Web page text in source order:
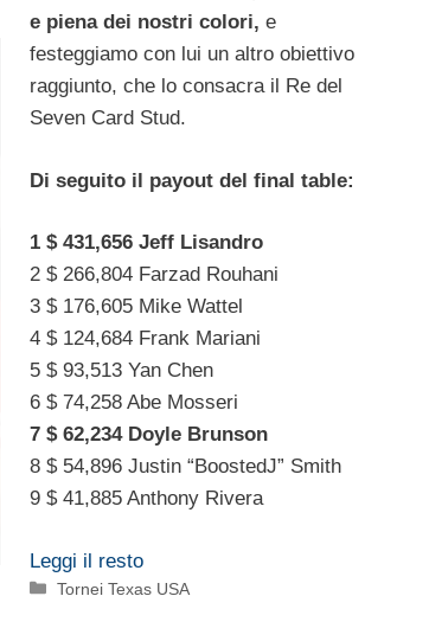
e piena dei nostri colori, e
festeggiamo con lui un altro obiettivo
raggiunto, che lo consacra il Re del
Seven Card Stud.
Di seguito il payout del final table:
1 $ 431,656 Jeff Lisandro
2 $ 266,804 Farzad Rouhani
3 $ 176,605 Mike Wattel
4 $ 124,684 Frank Mariani
5 $ 93,513 Yan Chen
6 $ 74,258 Abe Mosseri
7 $ 62,234 Doyle Brunson
8 $ 54,896 Justin “BoostedJ” Smith
9 $ 41,885 Anthony Rivera
Leggi il resto
Categorie
Tornei Texas USA